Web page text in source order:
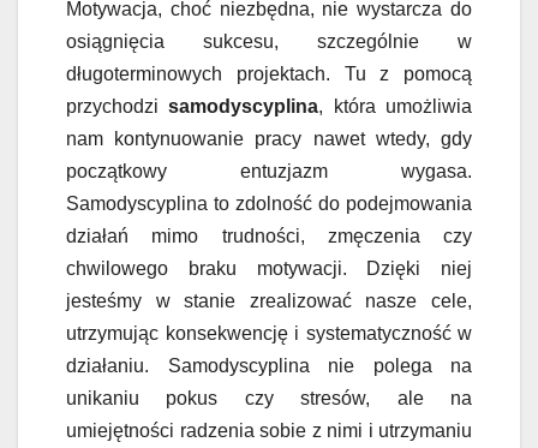
Motywacja, choć niezbędna, nie wystarcza do
osiągnięcia sukcesu, szczególnie w
długoterminowych projektach. Tu z pomocą
przychodzisamodyscyplina, która umożliwia
nam kontynuowanie pracy nawet wtedy, gdy
początkowy entuzjazm wygasa.
Samodyscyplina to zdolność do podejmowania
działań mimo trudności, zmęczenia czy
chwilowego braku motywacji. Dzięki niej
jesteśmy w stanie zrealizować nasze cele,
utrzymując konsekwencję i systematyczność w
działaniu. Samodyscyplina nie polega na
unikaniu pokus czy stresów, ale na
umiejętności radzenia sobie z nimi i utrzymaniu